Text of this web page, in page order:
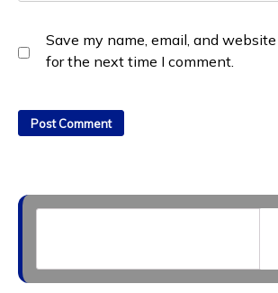
Save my name, email, and
for the next time I comment.